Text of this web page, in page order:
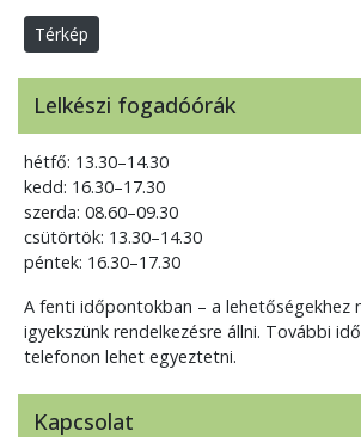
Térkép
Lelkészi fogadóórák
hétfő: 13.30–14.30
kedd: 16.30–17.30
szerda: 08.60–09.30
csütörtök: 13.30–14.30
péntek: 16.30–17.30
A fenti időpontokban – a lehetőségekhez
igyekszünk rendelkezésre állni. További
telefonon lehet egyeztetni.
Kapcsolat